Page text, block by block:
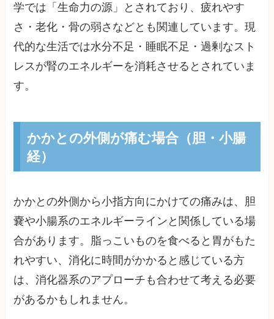
学では「生命力の源」とされており、疲れやす
さ・老化・骨の弱さなどとも関連しています。現
代的な生活では水分不足・睡眠不足・過剰なスト
レスが腎のエネルギーを消耗させるとされていま
す。
かかとの外側が痛む場合（胆・小腸
経）
かかとの外側から小指方向にかけての痛みは、胆
嚢や小腸系のエネルギーラインと関係している場
合があります。脂っこいものを食べると胃がもた
れやすい、消化に時間がかかると感じている方
は、消化器系のアプローチも合わせて考える必要
があるかもしれません。